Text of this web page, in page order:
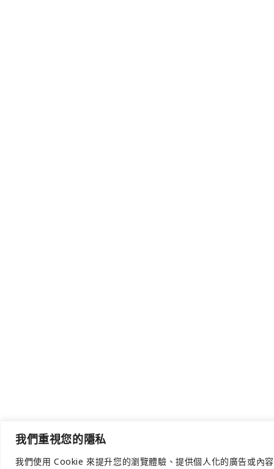
我們重視您的隱私
我們使用 Cookie 來提升您的瀏覽體驗、提供個人化的廣告或內